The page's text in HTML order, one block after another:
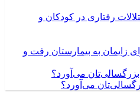
رفتاری در کودکان و
زایمان به بیمارستان رفت و
می‌آورد؟